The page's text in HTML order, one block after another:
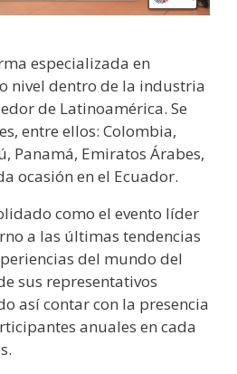
especializada en
nivel dentro de la industria
de Latinoamérica. Se
entre ellos: Colombia,
Panamá, Emiratos Árabes,
ocasión en el Ecuador.
como el evento líder
a las últimas tendencias
del mundo del
sus representativos
así contar con la presencia
anuales en cada